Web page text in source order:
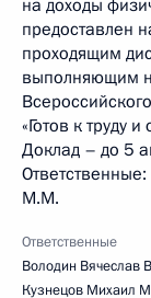
на доходы
предоставлен
проходящим
выполняющим
«Готов к труду
Доклад – до 5
М.М.
Ответственные
Володин Вячеслав
Кузнецов Михаил